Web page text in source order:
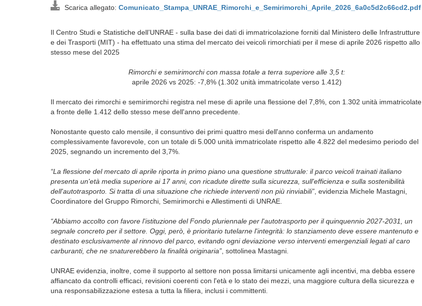
Scarica allegato: Comunicato_Stampa_UNRAE_Rimorchi_e_Semirimorchi_Aprile_2026_6a0c5d2c66cd2.pdf
Il Centro Studi e Statistiche dell’UNRAE - sulla base dei dati di immatricolazione forniti dal Ministero delle Infrastrutture
e dei Trasporti (MIT) - ha effettuato una stima del mercato dei veicoli rimorchiati per il mese di aprile 2026 rispetto allo
stesso mese del 2025
Rimorchi e semirimorchi con massa totale a terra superiore alle 3,5 t:
aprile 2026 vs 2025: -7,8% (1.302 unità immatricolate verso 1.412)
Il mercato dei rimorchi e semirimorchi registra nel mese di aprile una flessione del 7,8%, con 1.302 unità immatricolate
a fronte delle 1.412 dello stesso mese dell'anno precedente.
Nonostante questo calo mensile, il consuntivo dei primi quattro mesi dell'anno conferma un andamento
complessivamente favorevole, con un totale di 5.000 unità immatricolate rispetto alle 4.822 del medesimo periodo del
2025, segnando un incremento del 3,7%.
“La flessione del mercato di aprile riporta in primo piano una questione strutturale: il parco veicoli trainati italiano
presenta un'età media superiore ai 17 anni, con ricadute dirette sulla sicurezza, sull'efficienza e sulla sostenibilità
dell'autotrasporto. Si tratta di una situazione che richiede interventi non più rinviabili” , evidenzia Michele Mastagni,
Coordinatore del Gruppo Rimorchi, Semirimorchi e Allestimenti di UNRAE.
“Abbiamo accolto con favore l'istituzione del Fondo pluriennale per l'autotrasporto per il quinquennio 2027-2031, un
segnale concreto per il settore. Oggi, però, è prioritario tutelarne l'integrità: lo stanziamento deve essere mantenuto e
destinato esclusivamente al rinnovo del parco, evitando ogni deviazione verso interventi emergenziali legati al caro
carburanti, che ne snaturerebbero la finalità originaria” , sottolinea Mastagni.
UNRAE evidenzia, inoltre, come il supporto al settore non possa limitarsi unicamente agli incentivi, ma debba essere
affiancato da controlli efficaci, revisioni coerenti con l'età e lo stato dei mezzi, una maggiore cultura della sicurezza e
una responsabilizzazione estesa a tutta la filiera, inclusi i committenti.